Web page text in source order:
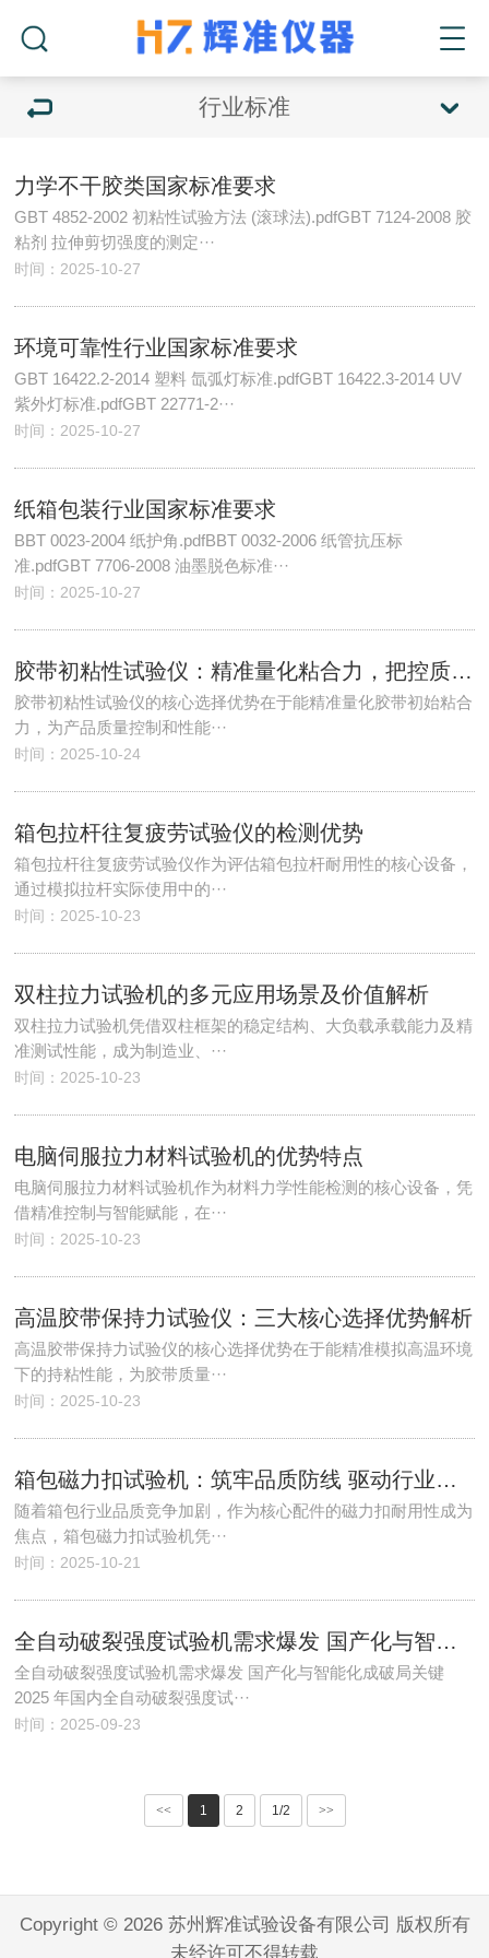
行业标准
力学不干胶类国家标准要求
GBT 4852-2002 初粘性试验方法 (滚球法).pdfGBT 7124-2008 胶
粘剂 拉伸剪切强度的测定···
时间：2025-10-27
环境可靠性行业国家标准要求
GBT 16422.2-2014 塑料 氙弧灯标准.pdfGBT 16422.3-2014 UV
紫外灯标准.pdfGBT 22771-2···
时间：2025-10-27
纸箱包装行业国家标准要求
BBT 0023-2004 纸护角.pdfBBT 0032-2006 纸管抗压标
准.pdfGBT 7706-2008 油墨脱色标准···
时间：2025-10-27
胶带初粘性试验仪：精准量化粘合力，把控质量核心关
胶带初粘性试验仪的核心选择优势在于能精准量化胶带初始粘合
力，为产品质量控制和性能···
时间：2025-10-24
箱包拉杆往复疲劳试验仪的检测优势
箱包拉杆往复疲劳试验仪作为评估箱包拉杆耐用性的核心设备，
通过模拟拉杆实际使用中的···
时间：2025-10-23
双柱拉力试验机的多元应用场景及价值解析
双柱拉力试验机凭借双柱框架的稳定结构、大负载承载能力及精
准测试性能，成为制造业、···
时间：2025-10-23
电脑伺服拉力材料试验机的优势特点
电脑伺服拉力材料试验机作为材料力学性能检测的核心设备，凭
借精准控制与智能赋能，在···
时间：2025-10-23
高温胶带保持力试验仪：三大核心选择优势解析
高温胶带保持力试验仪的核心选择优势在于能精准模拟高温环境
下的持粘性能，为胶带质量···
时间：2025-10-23
箱包磁力扣试验机：筑牢品质防线 驱动行业升级
随着箱包行业品质竞争加剧，作为核心配件的磁力扣耐用性成为
焦点，箱包磁力扣试验机凭···
时间：2025-10-21
全自动破裂强度试验机需求爆发 国产化与智能化成破局关键
全自动破裂强度试验机需求爆发 国产化与智能化成破局关键
2025 年国内全自动破裂强度试···
时间：2025-09-23
<< 1 2 1/2 >>
Copyright © 2026 苏州辉准试验设备有限公司 版权所有
未经许可不得转载